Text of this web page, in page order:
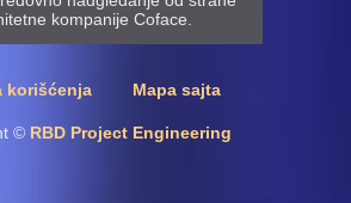
kompanije Coface.
korišćenja Mapa sajta
© RBD Project Engineering